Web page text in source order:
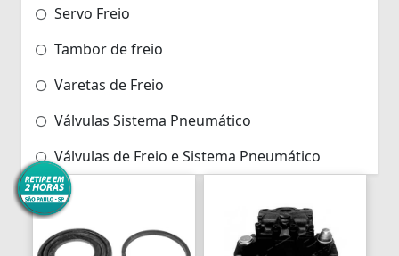
Servo Freio
Tambor de freio
Varetas de Freio
Válvulas Sistema Pneumático
Válvulas de Freio e Sistema Pneumático